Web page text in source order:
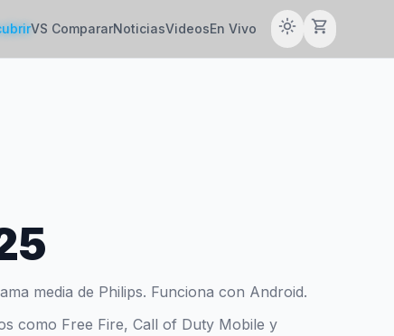
VS CompararNoticiasVideosEn Vivo light_mode shopping_cart
media de Philips. Funciona con Android.
como Free Fire, Call of Duty Mobile y